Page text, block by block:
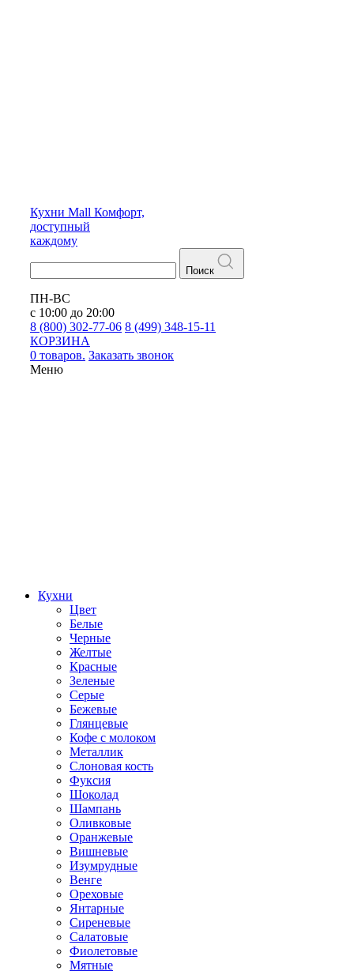
Кухни Mall Комфорт,
доступный
каждому
Поиск
ПН-ВС
с 10:00 до 20:00
8 (800) 302-77-06 8 (499) 348-15-11
КОРЗИНА
0 товаров. Заказать звонок
Меню
Кухни
Цвет
Белые
Черные
Желтые
Красные
Зеленые
Серые
Бежевые
Глянцевые
Кофе с молоком
Металлик
Слоновая кость
Фуксия
Шоколад
Шампань
Оливковые
Оранжевые
Вишневые
Изумрудные
Венге
Ореховые
Янтарные
Сиреневые
Салатовые
Фиолетовые
Мятные